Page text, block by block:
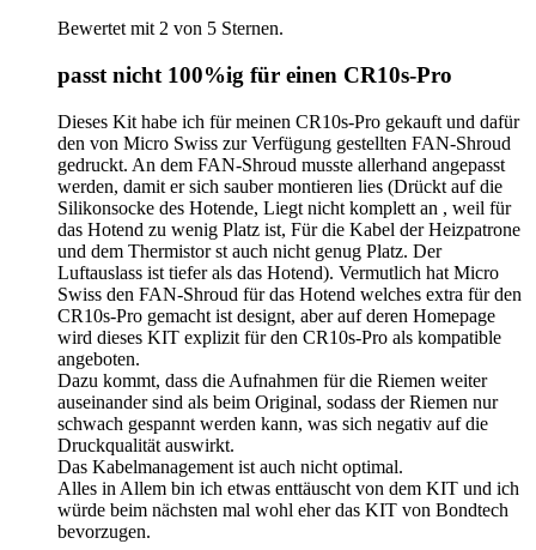
Bewertet mit 2 von 5 Sternen.
passt nicht 100%ig für einen CR10s-Pro
Dieses Kit habe ich für meinen CR10s-Pro gekauft und dafür
den von Micro Swiss zur Verfügung gestellten FAN-Shroud
gedruckt. An dem FAN-Shroud musste allerhand angepasst
werden, damit er sich sauber montieren lies (Drückt auf die
Silikonsocke des Hotende, Liegt nicht komplett an , weil für
das Hotend zu wenig Platz ist, Für die Kabel der Heizpatrone
und dem Thermistor st auch nicht genug Platz. Der
Luftauslass ist tiefer als das Hotend). Vermutlich hat Micro
Swiss den FAN-Shroud für das Hotend welches extra für den
CR10s-Pro gemacht ist designt, aber auf deren Homepage
wird dieses KIT explizit für den CR10s-Pro als kompatible
angeboten.
Dazu kommt, dass die Aufnahmen für die Riemen weiter
auseinander sind als beim Original, sodass der Riemen nur
schwach gespannt werden kann, was sich negativ auf die
Druckqualität auswirkt.
Das Kabelmanagement ist auch nicht optimal.
Alles in Allem bin ich etwas enttäuscht von dem KIT und ich
würde beim nächsten mal wohl eher das KIT von Bondtech
bevorzugen.